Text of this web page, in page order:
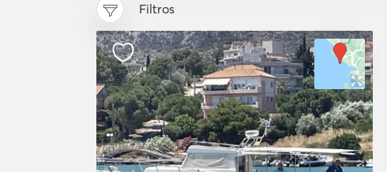
Filtros